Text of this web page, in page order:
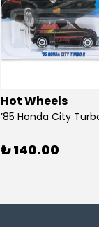
Hot Wheels
₺ 140.00